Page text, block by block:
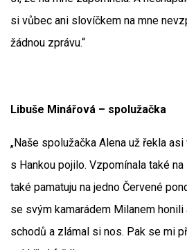
si vůbec ani slovíčkem na mne
žádnou zprávu.“
Libuše Minářová – spolužačka
„Naše spolužačka Alena už řekla
s Hankou pojilo. Vzpomínala také
také pamatuju na jedno Červené
se svým kamarádem Milanem
schodů a zlámal si nos. Pak se mi